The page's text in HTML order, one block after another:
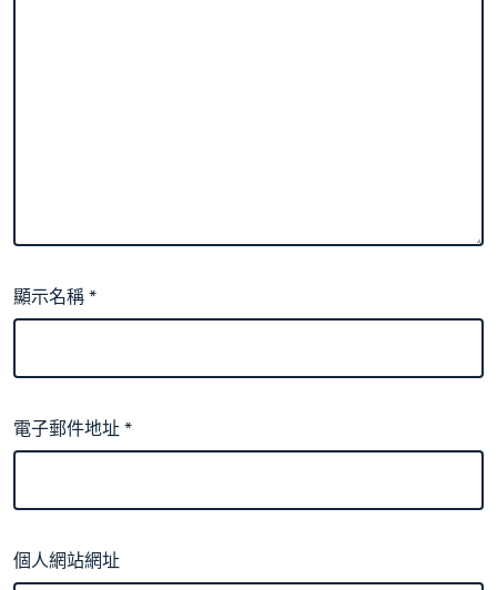
顯示名稱*
電子郵件地址*
個人網站網址